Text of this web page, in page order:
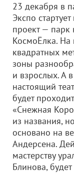
23 декабря в
Экспо
проект — парк
КосмоЁлка.
квадратных
зоны
и взрослых. А
настоящий
будет
«Снежная
из названия,
основано на
Андерсена.
мастерству
Блинова,